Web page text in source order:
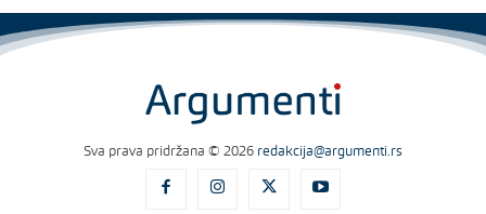
Sva prava pridržana © 2026 redakcija@argumenti.rs